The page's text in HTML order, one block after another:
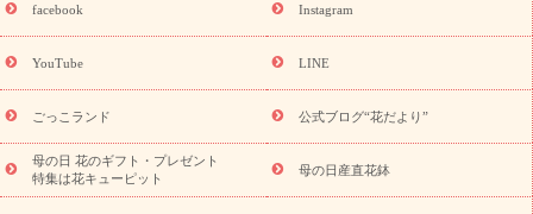
(トルコキキョウ)
9月の誕生花(リンドウ)
ら探す
お祝いの花特集 当日配達特急便 お祝い商品一覧
念日
結婚祝い 出産祝い 退院祝い・快気祝い
寿祝い
プチギフト ペットのお祝いフラワー
facebook Instagram
YouTube LINE
ごっこランド 公式ブログ“花だより”
母の日 花のギフト・プレゼント
特集は花キューピット
母の日産直花鉢